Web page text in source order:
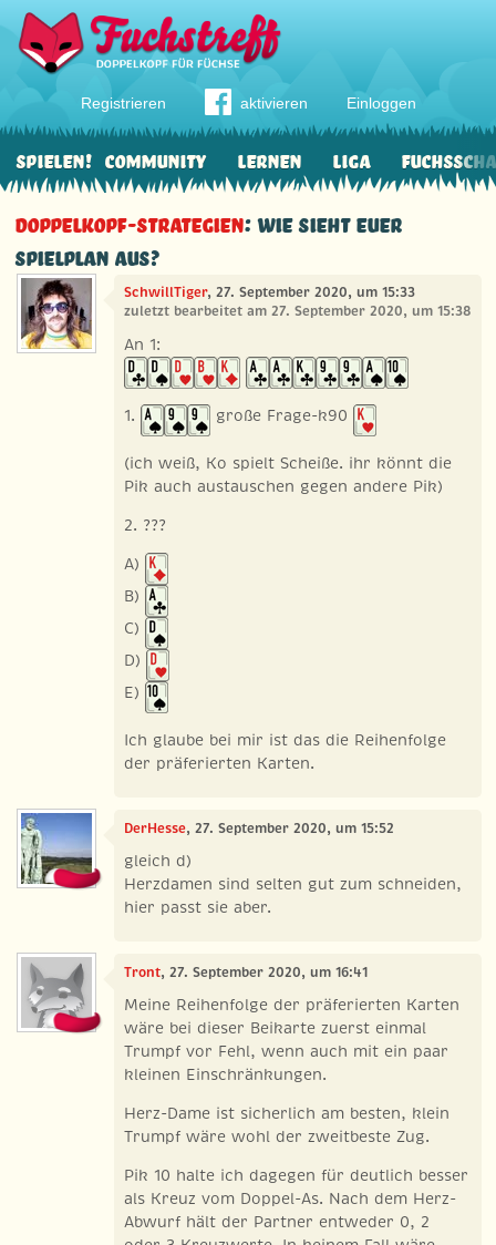
Registrieren aktivieren Einloggen
Community Lernen Liga
Spielen!
Doppelkopf-Strategien: Wie sieht euer
Spielplan aus?
SchwillTiger, 27. September 2020, um 15:33
zuletzt bearbeitet am 27. September 2020, um 15:38
An 1:
1. große Frage-k90
(ich weiß, Ko spielt Scheiße. ihr könnt die
Pik auch austauschen gegen andere Pik)
2. ???
A)
B)
C)
D)
E)
Ich glaube bei mir ist das die Reihenfolge
der präferierten Karten.
DerHesse, 27. September 2020, um 15:52
gleich d)
Herzdamen sind selten gut zum schneiden,
hier passt sie aber.
Tront, 27. September 2020, um 16:41
Meine Reihenfolge der präferierten Karten
wäre bei dieser Beikarte zuerst einmal
Trumpf vor Fehl, wenn auch mit ein paar
kleinen Einschränkungen.
Herz-Dame ist sicherlich am besten, klein
Trumpf wäre wohl der zweitbeste Zug.
Pik 10 halte ich dagegen für deutlich besser
als Kreuz vom Doppel-As. Nach dem Herz-
Abwurf hält der Partner entweder 0, 2